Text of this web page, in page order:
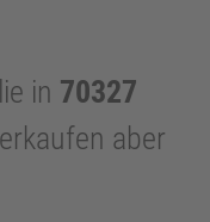
in 70327
aber